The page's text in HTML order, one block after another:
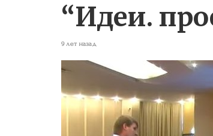
“Идеи.
9 лет назад